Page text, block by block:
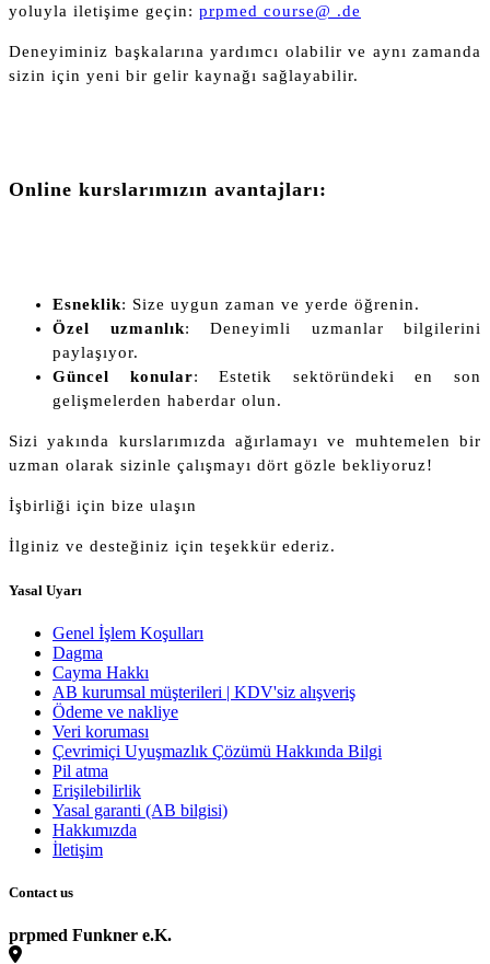
yoluyla iletişime geçin: prpmed course@ .de
Deneyiminiz başkalarına yardımcı olabilir ve aynı zamanda
sizin için yeni bir gelir kaynağı sağlayabilir.
Online kurslarımızın avantajları:
Esneklik: Size uygun zaman ve yerde öğrenin.
Özel uzmanlık: Deneyimli uzmanlar bilgilerini
paylaşıyor.
Güncel konular: Estetik sektöründeki en son
gelişmelerden haberdar olun.
Sizi yakında kurslarımızda ağırlamayı ve muhtemelen bir
uzman olarak sizinle çalışmayı dört gözle bekliyoruz!
İşbirliği için bize ulaşın
İlginiz ve desteğiniz için teşekkür ederiz.
Yasal Uyarı
Genel İşlem Koşulları
Dagma
Cayma Hakkı
AB kurumsal müşterileri | KDV'siz alışveriş
Ödeme ve nakliye
Veri koruması
Çevrimiçi Uyuşmazlık Çözümü Hakkında Bilgi
Pil atma
Erişilebilirlik
Yasal garanti (AB bilgisi)
Hakkımızda
İletişim
Contact us
prpmed Funkner e.K.